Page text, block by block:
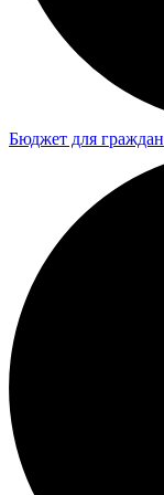
Бюджет для граждан